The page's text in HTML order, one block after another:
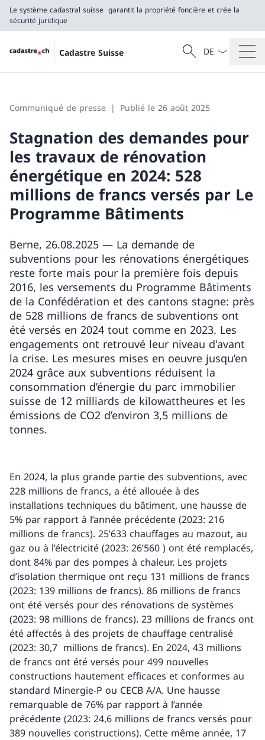
Le système cadastral suisse garantit la propriété foncière et crée la
sécurité juridique
Cadastre Suisse
garantit la propriété foncière et crée la sécurité
Recherche
Recherche
La langue
Communiqué de presse Publié le 26 août 2025
Stagnation des demandes pour
les travaux de rénovation
énergétique en 2024: 528
millions de francs versés par Le
Programme Bâtiments
Berne, 26.08.2025 — La demande de
subventions pour les rénovations énergétiques
reste forte mais pour la première fois depuis
2016, les versements du Programme Bâtiments
de la Confédération et des cantons stagne: près
de 528 millions de francs de subventions ont
été versés en 2024 tout comme en 2023. Les
engagements ont retrouvé leur niveau d'avant
la crise. Les mesures mises en oeuvre jusqu’en
2024 grâce aux subventions réduisent la
consommation d’énergie du parc immobilier
suisse de 12 milliards de kilowattheures et les
émissions de CO2 d’environ 3,5 millions de
tonnes.
En 2024, la plus grande partie des subventions, avec
228 millions de francs, a été allouée à des
installations techniques du bâtiment, une hausse de
5% par rapport à l’année précédente (2023: 216
millions de francs). 25’633 chauffages au mazout, au
gaz ou à l’électricité (2023: 26’560 ) ont été remplacés,
dont 84% par des pompes à chaleur. Les projets
d’isolation thermique ont reçu 131 millions de francs
(2023: 139 millions de francs). 86 millions de francs
ont été versés pour des rénovations de systèmes
(2023: 98 millions de francs). 23 millions de francs ont
été affectés à des projets de chauffage centralisé
(2023: 30,7 millions de francs). En 2024, 43 millions
de francs ont été versés pour 499 nouvelles
constructions hautement efficaces et conformes au
standard Minergie-P ou CECB A/A. Une hausse
remarquable de 76% par rapport à l’année
précédente (2023: 24,6 millions de francs versés pour
389 nouvelles constructions). Cette même année, 17